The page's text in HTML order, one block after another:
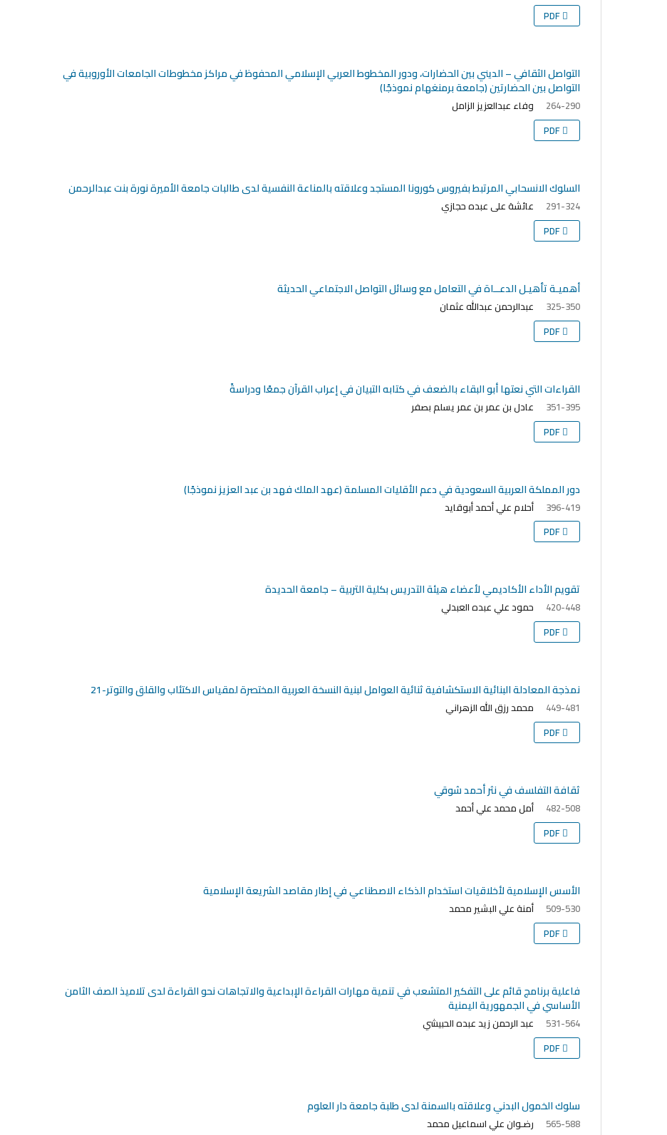
PDF
التواصل الثقافي – الديني بين الحضارات، ودور المخطوط العربي الإسلامي المحفوظ في مراكز مخطوطات الجامعات الأوروبية في
التواصل بين الحضارتين (جامعة برمنغهام نموذجًا)
وفاء عبدالعزيز الزامل
264-290
PDF
السلوك الانسحابي المرتبط بفيروس كورونا المستجد وعلاقته بالمناعة النفسية لدى طالبات جامعة الأميرة نورة بنت عبدالرحمن
عائشة على عبده حجازي
291-324
PDF
أهميـة تأهيـل الدعــاة في التعامل مع وسائل التواصل الاجتماعي الحديثة
عبدالرحمن عبدالله عثمان
325-350
PDF
القراءات التي نعتها أبو البقاء بالضعف في كتابه التبيان في إعراب القرآن جمعًا ودراسةً
عادل بن عمر بن عمر يسلم بصفر
351-395
PDF
دور المملكة العربية السعودية في دعم الأقليات المسلمة (عهد الملك فهد بن عبد العزيز نموذجًا)
أحلام علي أحمد أبوقايد
396-419
PDF
تقويم الأداء الأكاديمي لأعضاء هيئة التدريس بكلية التربية – جامعة الحديدة
حمود علي عبده العبدلي
420-448
PDF
نمذجة المعادلة البنائية الاستكشافية ثنائية العوامل لبنية النسخة العربية المختصرة لمقياس الاكتئاب والقلق والتوتر-21
محمد رزق الله الزهراني
449-481
PDF
ثقافة التفلسف في نثر أحمد شوقي
أمل محمد علي أحمد
482-508
PDF
الأسس الإسلامية لأخلاقيات استخدام الذكاء الاصطناعي في إطار مقاصد الشريعة الإسلامية
أمنة علي البشير محمد
509-530
PDF
فاعلية برنامج قائم على التفكير المتشعب في تنمية مهارات القراءة الإبداعية والاتجاهات نحو القراءة لدى تلاميذ الصف الثامن
الأساسي في الجمهورية اليمنية
عبد الرحمن زيد عبده الحبيشي
531-564
PDF
سلوك الخمول البدني وعلاقته بالسمنة لدى طلبة جامعة دار العلوم
رضـوان علي اسماعيل محمد 565-588